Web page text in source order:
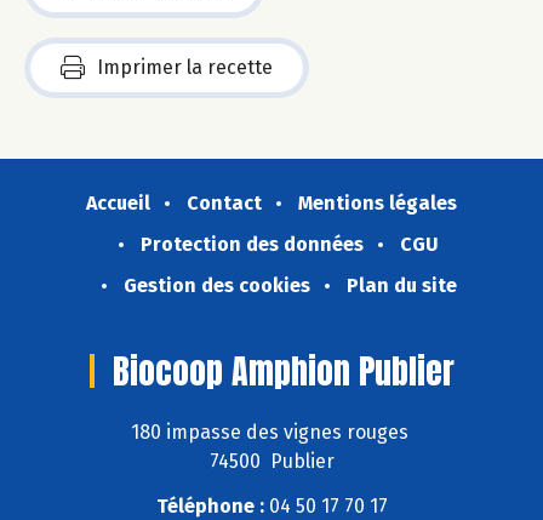
Imprimer la recette
Accueil Contact
Mentions légales
Protection des données
CGU
Gestion des cookies
Plan du site
Biocoop Amphion Publier
180 impasse des vignes rouges
74500 Publier
Téléphone :04 50 17 70 17